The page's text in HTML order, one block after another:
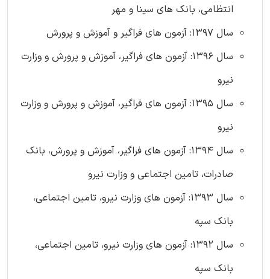
انتظامی، بانک های سینا و مهر
سال 1397: آزمون های فراگیر و آموزش و پرورش
سال 1396: آزمون های فراگیر، آموزش و پرورش و وزارت
نیرو
سال 1395: آزمون های فراگیر، آموزش و پرورش و وزارت
نیرو
سال 1394: آزمون های فراگیر، آموزش و پرورش، بانک
صادرات، تامین اجتماعی و وزارت نیرو
سال 1393: آزمون های وزارت نیرو، تامین اجتماعی،
بانک سپه
سال 1392: آزمون های وزارت نیرو، تامین اجتماعی،
بانک سپه